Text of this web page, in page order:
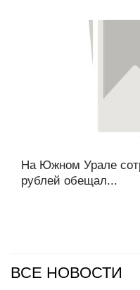
На Южном Урале
рублей обещал...
ВСЕ НОВОСТИ